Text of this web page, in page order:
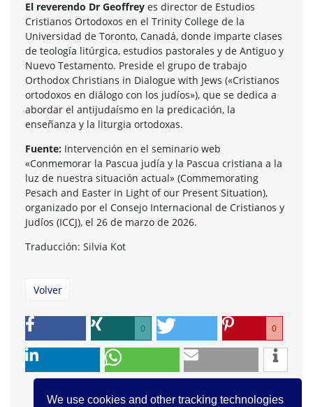
We use cookies and other tracking technologies
El reverendo Dr Geoffrey es director de Estudios
Cristianos Ortodoxos en el Trinity College de la
Universidad de Toronto, Canadá, donde imparte clases
de teología litúrgica, estudios pastorales y de Antiguo y
Nuevo Testamento. Preside el grupo de trabajo
Orthodox Christians in Dialogue with Jews («Cristianos
ortodoxos en diálogo con los judíos»), que se dedica a
abordar el antijudaísmo en la predicación, la
enseñanza y la liturgia ortodoxas.
Fuente: Intervención en el seminario web
«Conmemorar la Pascua judía y la Pascua cristiana a la
luz de nuestra situación actual» (Commemorating
Pesach and Easter in Light of our Present Situation),
organizado por el Consejo Internacional de Cristianos y
Judíos (ICCJ), el 26 de marzo de 2026.
Traducción: Silvia Kot
Volver
0 0